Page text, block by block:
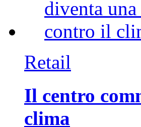
Retail
Il centro
clima